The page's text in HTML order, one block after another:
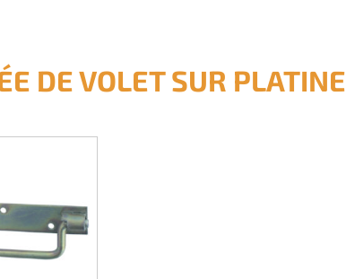
DE VOLET SUR PLATINE